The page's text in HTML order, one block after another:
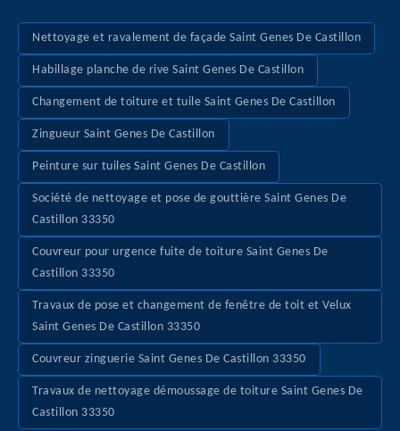
Nettoyage et ravalement de façade Saint Genes De Castillon
Habillage planche de rive Saint Genes De Castillon
Changement de toiture et tuile Saint Genes De Castillon
Zingueur Saint Genes De Castillon
Peinture sur tuiles Saint Genes De Castillon
Société de nettoyage et pose de gouttière Saint Genes De
Castillon 33350
Couvreur pour urgence fuite de toiture Saint Genes De
Castillon 33350
Travaux de pose et changement de fenêtre de toit et Velux
Saint Genes De Castillon 33350
Couvreur zinguerie Saint Genes De Castillon 33350
Travaux de nettoyage démoussage de toiture Saint Genes De
Castillon 33350